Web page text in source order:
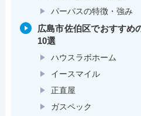
パーパスの特徴・強み
広島市佐伯区でおすすめ
10選
ハウスラボホーム
イースマイル
正直屋
ガスペック